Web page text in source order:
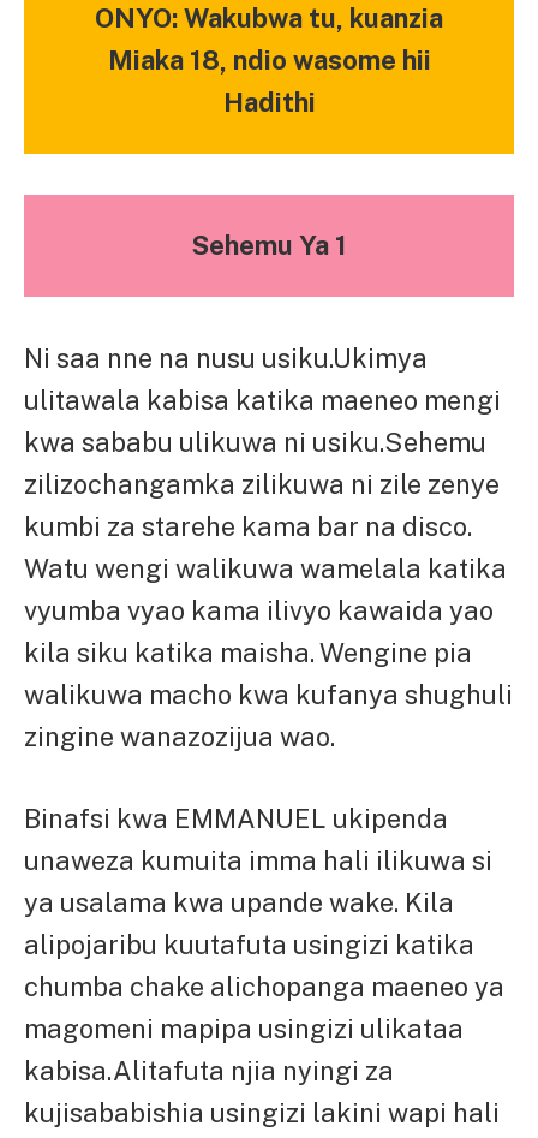
ONYO: Wakubwa tu, kuanzia
Miaka 18, ndio wasome hii
Hadithi
Sehemu Ya 1
Ni saa nne na nusu usiku.Ukimya
ulitawala kabisa katika maeneo mengi
kwa sababu ulikuwa ni usiku.Sehemu
zilizochangamka zilikuwa ni zile zenye
kumbi za starehe kama bar na disco.
Watu wengi walikuwa wamelala katika
vyumba vyao kama ilivyo kawaida yao
kila siku katika maisha. Wengine pia
walikuwa macho kwa kufanya shughuli
zingine wanazozijua wao.
Binafsi kwa EMMANUEL ukipenda
unaweza kumuita imma hali ilikuwa si
ya usalama kwa upande wake. Kila
alipojaribu kuutafuta usingizi katika
chumba chake alichopanga maeneo ya
magomeni mapipa usingizi ulikataa
kabisa.Alitafuta njia nyingi za
kujisababishia usingizi lakini wapi hali